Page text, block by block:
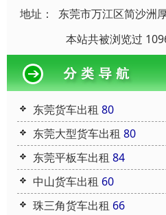
地址：
东莞市万江区简沙洲
本站共被浏览过
东莞货车出租 80
东莞大型货车出租 80
东莞平板车出租 84
中山货车出租 60
珠三角货车出租 66